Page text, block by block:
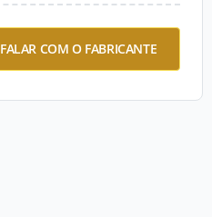
FALAR COM O FABRICANTE